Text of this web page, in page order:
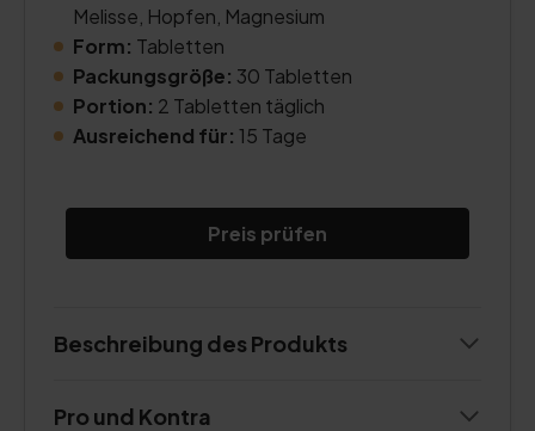
Melisse, Hopfen, Magnesium
Form: Tabletten
Packungsgröße: 30 Tabletten
Portion: 2 Tabletten täglich
Ausreichend für: 15 Tage
Preis prüfen
Beschreibung des Produkts
Pro und Kontra